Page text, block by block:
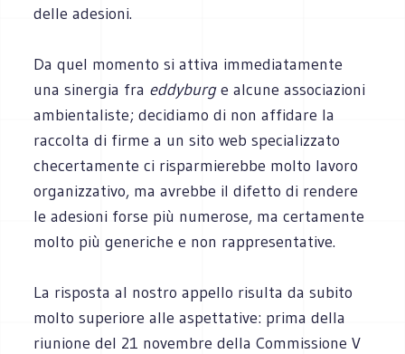
delle adesioni.
Da quel momento si attiva immediatamente
una sinergia fra eddyburge alcune associazioni
ambientaliste; decidiamo di non affidare la
raccolta di firme a un sito web specializzato
checertamente ci risparmierebbe molto lavoro
organizzativo, ma avrebbe il difetto di rendere
le adesioni forse più numerose, ma certamente
molto più generiche e non rappresentative.
La risposta al nostro appello risulta da subito
molto superiore alle aspettative: prima della
riunione del 21 novembre della Commissione V